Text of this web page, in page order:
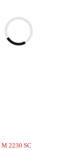
2230 SC